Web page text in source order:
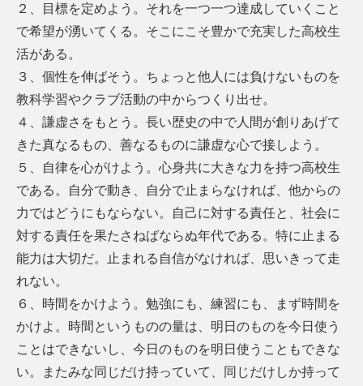
２、目標を定めよう。それを一つ一つ達成していくこと
で希望が湧いてくる。そこにこそ豊かで充実した高校生
活がある。
３、個性を伸ばそう。ちょっと他人には負けないものを
教科学習やクラブ活動の中からつくり出せ。
４、謙虚さをもとう。長い歴史の中で人間が創りあげて
きた真なるもの、善なるものに謙虚な心で接しよう。
５、自律を心がけよう。心身共に大きな力を持つ高校生
である。自分で動き、自分で止まらなければ、他からの
力ではどうにもならない。自己に対する責任と、社会に
対する責任を果たさねばならぬ年代である。特に止まる
能力は大切だ。止まれる自信がなければ、思いきって走
れない。
６、時間をかけよう。勉強にも、練習にも、まず時間を
かけよ。時間というものの量は、明日のものを今日使う
ことはできないし、今日のものを明日使うこともできな
い。またみな同じだけ持っていて、同じだけしか持って